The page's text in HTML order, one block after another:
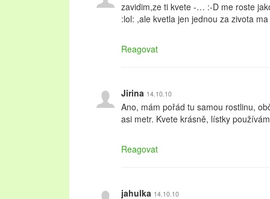
zavidim,ze ti kvete -… :-D me roste
:lol: ,ale kvetla jen jednou za zivota
Reagovat
Jirina 14.10.10
Ano, mám pořád tu samou rostlinu,
asi metr. Kvete krásně, lístky
Reagovat
jahulka 14.10.10